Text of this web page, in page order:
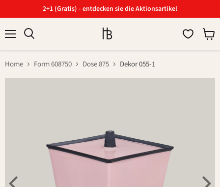
2+1 (Gratis) - entdecken sie die Aktionsartikel
Home Form 608750 Dose 875 Dekor 055-1